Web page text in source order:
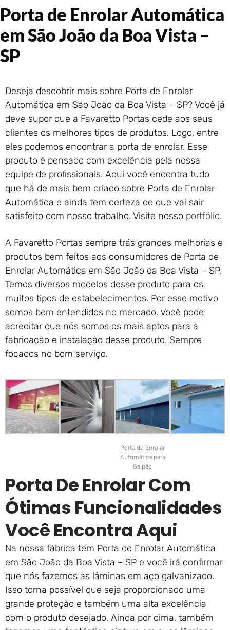
Portão de Garagem de
Enrolar em Petrópolis – RJ
Portão de Garagem de
Portão de Garagem de
Enrolar em Nova Friburgo –
RJ
Porta de Enrolar Automática
em São João da Boa Vista –
SP
Deseja descobrir mais sobre Porta de Enrolar
Automática em São João da Boa Vista – SP? Você já
deve supor que a Favaretto Portas cede aos seus
clientes os melhores tipos de produtos. Logo, entre
eles podemos encontrar a porta de enrolar. Esse
produto é pensado com excelência pela nossa
equipe de profissionais. Aqui você encontra tudo
que há de mais bem criado sobre Porta de Enrolar
Automática e ainda tem certeza de que vai sair
satisfeito com nosso trabalho. Visite nosso portfólio.
A Favaretto Portas sempre trás grandes melhorias e
produtos bem feitos aos consumidores de Porta de
Enrolar Automática em São João da Boa Vista – SP.
Temos diversos modelos desse produto para os
muitos tipos de estabelecimentos. Por esse motivo
somos bem entendidos no mercado. Você pode
acreditar que nós somos os mais aptos para a
fabricação e instalação desse produto. Sempre
focados no bom serviço.
Porta de Enrolar
Automática para
Galpão
Porta De Enrolar Com
Ótimas Funcionalidades
Você Encontra Aqui
Na nossa fábrica tem Porta de Enrolar Automática
em São João da Boa Vista – SP e você irá confirmar
que nós fazemos as lâminas em aço galvanizado.
Isso torna possível que seja proporcionado uma
grande proteção e também uma alta excelência
com o produto desejado. Ainda por cima, também